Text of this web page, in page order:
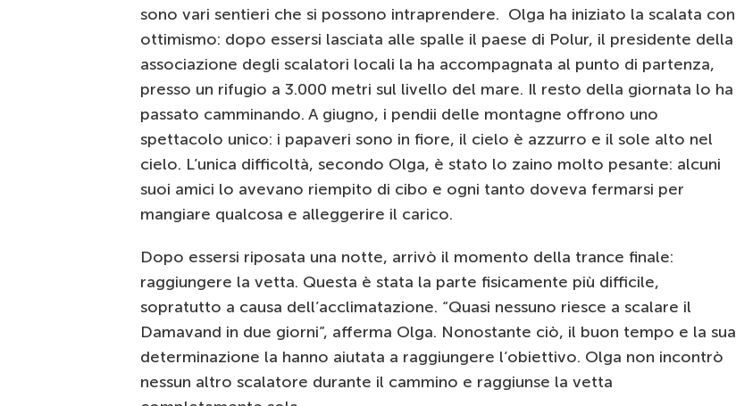
sono vari sentieri che si possono intraprendere. Olga ha iniziato la scalata con
ottimismo: dopo essersi lasciata alle spalle il paese di Polur, il presidente della
associazione degli scalatori locali la ha accompagnata al punto di partenza,
presso un rifugio a 3.000 metri sul livello del mare. Il resto della giornata lo ha
passato camminando. A giugno, i pendii delle montagne offrono uno
spettacolo unico: i papaveri sono in fiore, il cielo è azzurro e il sole alto nel
cielo. L’unica difficoltà, secondo Olga, è stato lo zaino molto pesante: alcuni
suoi amici lo avevano riempito di cibo e ogni tanto doveva fermarsi per
mangiare qualcosa e alleggerire il carico.
Dopo essersi riposata una notte, arrivò il momento della trance finale:
raggiungere la vetta. Questa è stata la parte fisicamente più difficile,
sopratutto a causa dell’acclimatazione. “Quasi nessuno riesce a scalare il
Damavand in due giorni”, afferma Olga. Nonostante ciò, il buon tempo e la sua
determinazione la hanno aiutata a raggiungere l’obiettivo. Olga non incontrò
nessun altro scalatore durante il cammino e raggiunse la vetta